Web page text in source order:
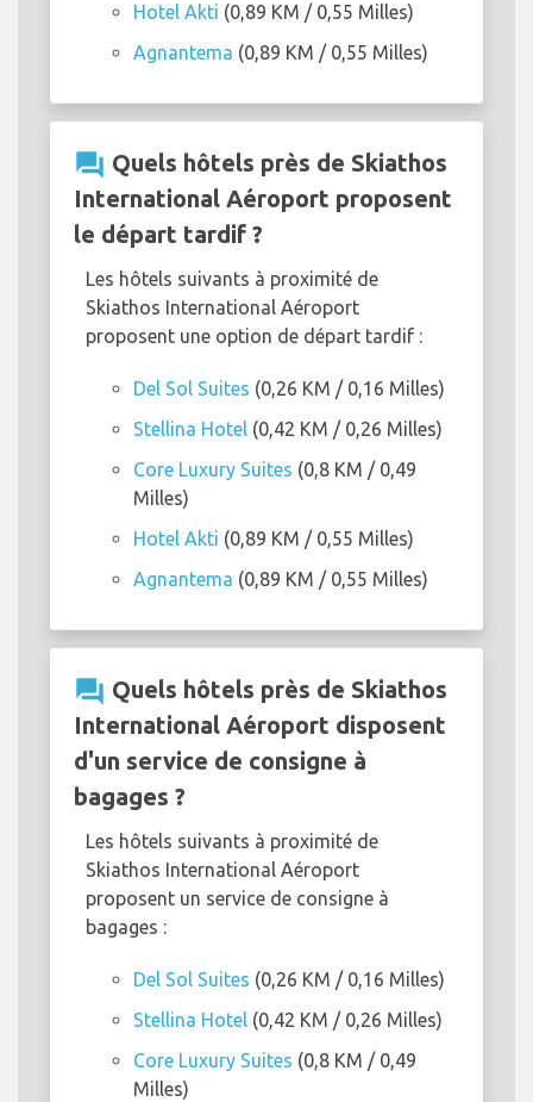
Hotel Akti (0,89 KM / 0,55 Milles)
Agnantema (0,89 KM / 0,55 Milles)
question_answer Quels hôtels près de Skiathos
International Aéroport proposent
le départ tardif ?
Les hôtels suivants à proximité de
Skiathos International Aéroport
proposent une option de départ tardif :
Del Sol Suites (0,26 KM / 0,16 Milles)
Stellina Hotel (0,42 KM / 0,26 Milles)
Core Luxury Suites (0,8 KM / 0,49
Milles)
Hotel Akti (0,89 KM / 0,55 Milles)
Agnantema (0,89 KM / 0,55 Milles)
question_answer Quels hôtels près de Skiathos
International Aéroport disposent
d'un service de consigne à
bagages ?
Les hôtels suivants à proximité de
Skiathos International Aéroport
proposent un service de consigne à
bagages :
Del Sol Suites (0,26 KM / 0,16 Milles)
Stellina Hotel (0,42 KM / 0,26 Milles)
Core Luxury Suites (0,8 KM / 0,49
Milles)